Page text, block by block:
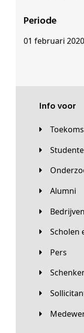
Periode
01 februari
Info voor
Alumni
Pers